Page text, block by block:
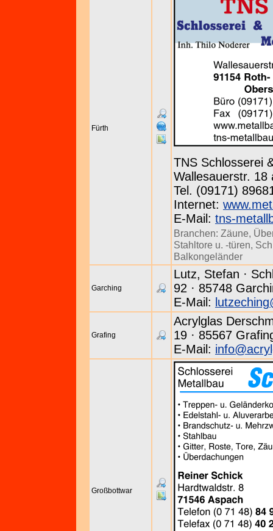
Fürth
TNS Schlosserei
Wallesauerstr. 18
Tel. (09171)
Internet:
E-Mail: tns-
Branchen: Zäune,
Stahltore u. -türen,
Balkongeländer
Garching
Lutz, Stefan ·
92 · 85748
E-Mail:
Grafing
Acrylglas
19 · 85567
E-Mail:
Großbottwar